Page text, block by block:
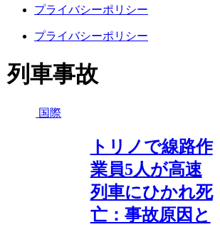
プライバシーポリシー
プライバシーポリシー
列車事故
国際
トリノで線路作
業員5人が高速
列車にひかれ死
亡：事故原因と